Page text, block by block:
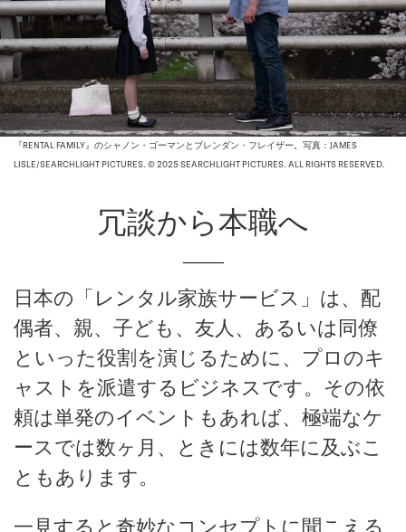
『RENTAL FAMILY』のシャノン・ゴーマンとブレンダン・フレイザー。写真：JAMES
LISLE/SEARCHLIGHT PICTURES. © 2025 SEARCHLIGHT PICTURES. ALL RIGHTS RESERVED.
冗談から本職へ
日本の「レンタル家族サービス」は、配
偶者、親、子ども、友人、あるいは同僚
といった役割を演じるために、プロのキ
ャストを派遣するビジネスです。その依
頼は単発のイベントもあれば、極端なケ
ースでは数ヶ月、ときには数年に及ぶこ
ともあります。